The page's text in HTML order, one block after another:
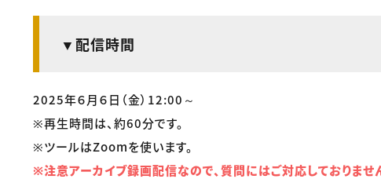
▼配信時間
2025年６月６日（金）12:00～
※再生時間は、約60分です。
※ツールはZoomを使います。
※注意アーカイブ録画配信なので、質問にはご対応しておりませ